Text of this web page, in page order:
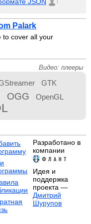
1
Palark
to cover all your
Видео: плееры
GTK
OGG
OpenGL
Разработано в
компании
Идея и
поддержка
проекта —
Дмитрий
Шурупов